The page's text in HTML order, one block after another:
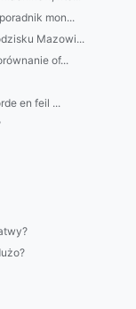
mon...
Mazowi...
of...
en feil ...